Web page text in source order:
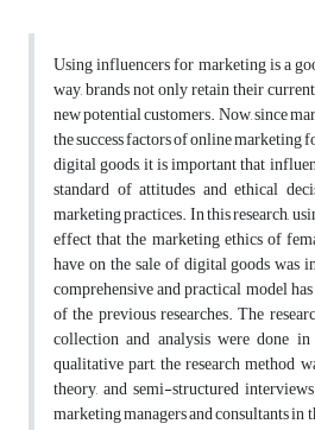
Using influencers for marketing is a
way, brands not only retain their
new potential customers. Now, since
the success factors of online marketing
digital goods, it is important that
standard of attitudes and ethical
marketing practices. In this research,
effect that the marketing ethics of
have on the sale of digital goods was
comprehensive and practical model
of the previous researches. The
collection and analysis were done
qualitative part, the research method
theory, and semi-structured
marketing managers and consultants